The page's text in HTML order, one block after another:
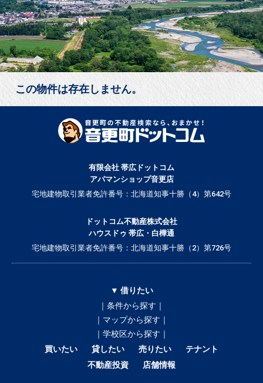
この物件は存在しません。
有限会社 帯広ドットコム
アパマンショップ音更店
宅地建物取引業者免許番号：北海道知事十勝（4）第642号
ドットコム不動産株式会社
ハウスドゥ 帯広・白樺通
宅地建物取引業者免許番号：北海道知事十勝（2）第726号
▼ 借りたい
｜条件から探す｜
｜マップから探す｜
｜学校区から探す｜
買いたい
貸したい 売りたい
テナント
不動産投資
店舗情報